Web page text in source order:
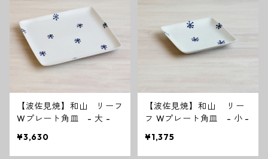
【波佐見焼】和山 リーフ
Wプレート角皿 - 大 -
¥3,630
【波佐見焼】和山 リー
フ Wプレート角皿 - 小 -
¥1,375